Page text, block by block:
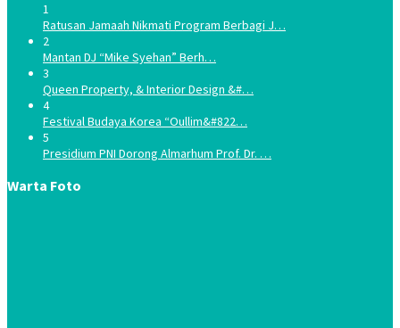
1
Ratusan Jamaah Nikmati Program Berbagi J…
2
Mantan DJ “Mike Syehan” Berh…
3
Queen Property, & Interior Design &#…
4
Festival Budaya Korea “Oullim&#822…
5
Presidium PNI Dorong Almarhum Prof. Dr. …
Warta Foto